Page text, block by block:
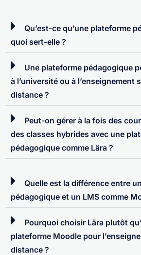
Qu’est-ce qu’une plateforme
quoi sert-elle ?
Une plateforme pédagogique
à l’université ou à l’enseignement
distance ?
Peut-on gérer à la fois des
des classes hybrides avec une
pédagogique comme Lära ?
Quelle est la différence entre
pédagogique et un LMS comme
Pourquoi choisir Lära plutôt
plateforme Moodle pour
distance ?